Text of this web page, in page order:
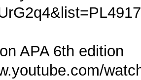
APA 6th edition